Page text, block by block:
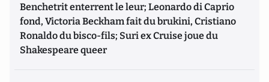
Benchetrit enterrent le leur; Leonardo di Caprio
fond, Victoria Beckham fait du brukini, Cristiano
Ronaldo du bisco-fils; Suri ex Cruise joue du
Shakespeare queer